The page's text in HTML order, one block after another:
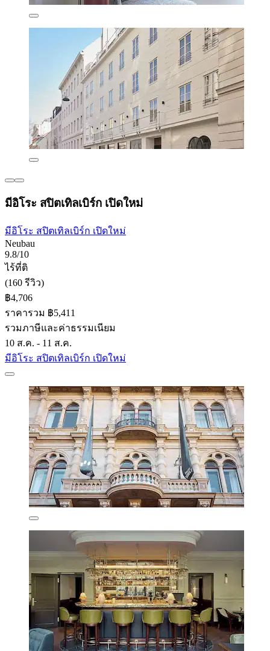
มีอิโระ สปิตเทิลเบิร์ก เปิดใหม่
มีอิโระ สปิตเทิลเบิร์ก เปิดใหม่
Neubau
9.8/10
ไร้ที่ติ
(160 รีวิว)
฿4,706
ราคารวม ฿5,411
รวมภาษีและค่าธรรมเนียม
10 ส.ค. - 11 ส.ค.
มีอิโระ สปิตเทิลเบิร์ก เปิดใหม่